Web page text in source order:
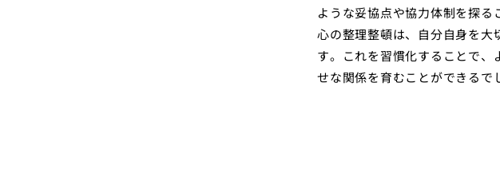
ような妥協点や協力体制を探
心の整理整頓は、自分自身を大
す。これを習慣化することで
せな関係を育むことができるで